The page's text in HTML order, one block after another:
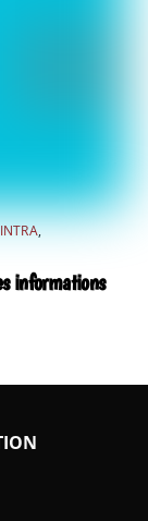
,
informations